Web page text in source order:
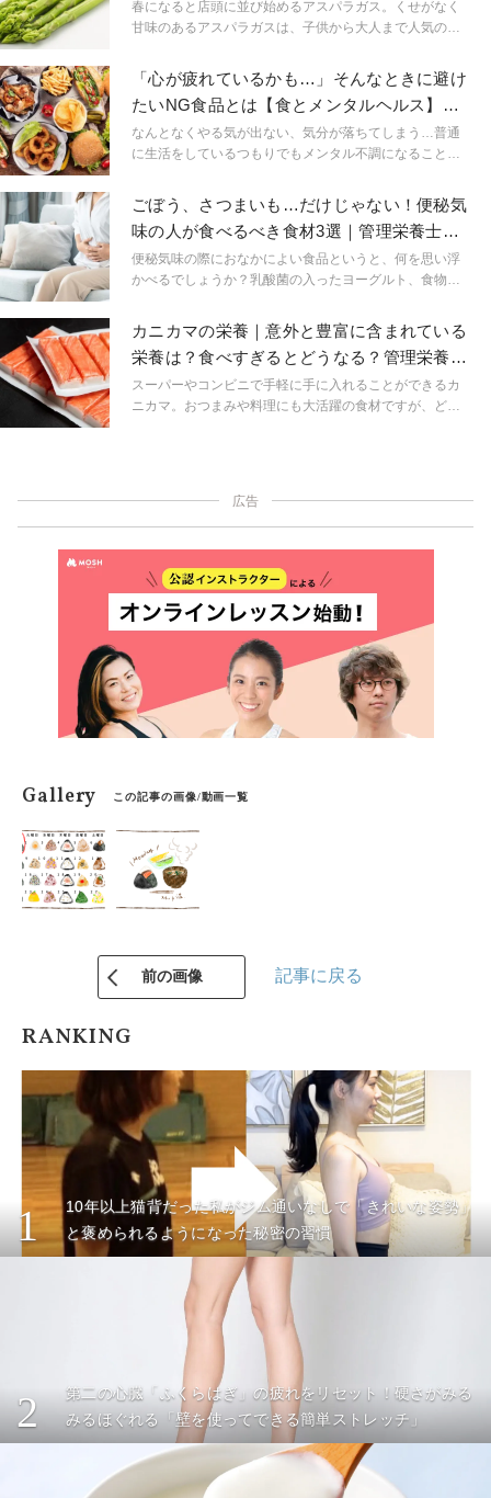
と賢い保存方法
春になると店頭に並び始めるアスパラガス。くせがなく
甘味のあるアスパラガスは、子供から大人まで人気のあ
しい選び方と長持ちする保存方法。ちょっとしたコツを
知るだけで、おいしさがぐんと変わりますので、ぜひ試
してみてください。
「心が疲れているかも…」そんなときに避け
たいNG食品とは【食とメンタルヘルス】管
理栄養士が解説
なんとなくやる気が出ない、気分が落ちてしまう…普通
に生活をしているつもりでもメンタル不調になることが
らにメンタルを悪化させるかもしれません。今回は管理
栄養士が考えるメンタル不調時に避けたい食品を紹介し
ます。
ごぼう、さつまいも…だけじゃない！便秘気
味の人が食べるべき食材3選｜管理栄養士が
解説
便秘気味の際におなかによい食品というと、何を思い浮
かべるでしょうか？乳酸菌の入ったヨーグルト、食物繊
ジをもつ方が多いのではないでしょうか。本記事では、
便秘気味の方におすすめの食品成分とそれらを含む食材
を解説します。食事に取り入れやすいものをピックアッ
プしたため、ぜひ毎日の食生活にお役立てください。
カニカマの栄養｜意外と豊富に含まれている
栄養は？食べすぎるとどうなる？管理栄養士
が解説
スーパーやコンビニで手軽に手に入れることができるカ
ニカマ。おつまみや料理にも大活躍の食材ですが、どん
広告
Gallery この記事の画像/動画一覧
前の画像 記事に戻る
RANKING
1
10年以上猫背だった私がジム通いなしで「きれいな姿勢」
と褒められるようになった秘密の習慣
2
第二の心臓「ふくらはぎ」の疲れをリセット！硬さがみる
みるほぐれる「壁を使ってできる簡単ストレッチ」